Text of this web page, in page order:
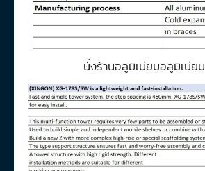
นั่งร้านอลูมิเนียมอลูมิเนีย